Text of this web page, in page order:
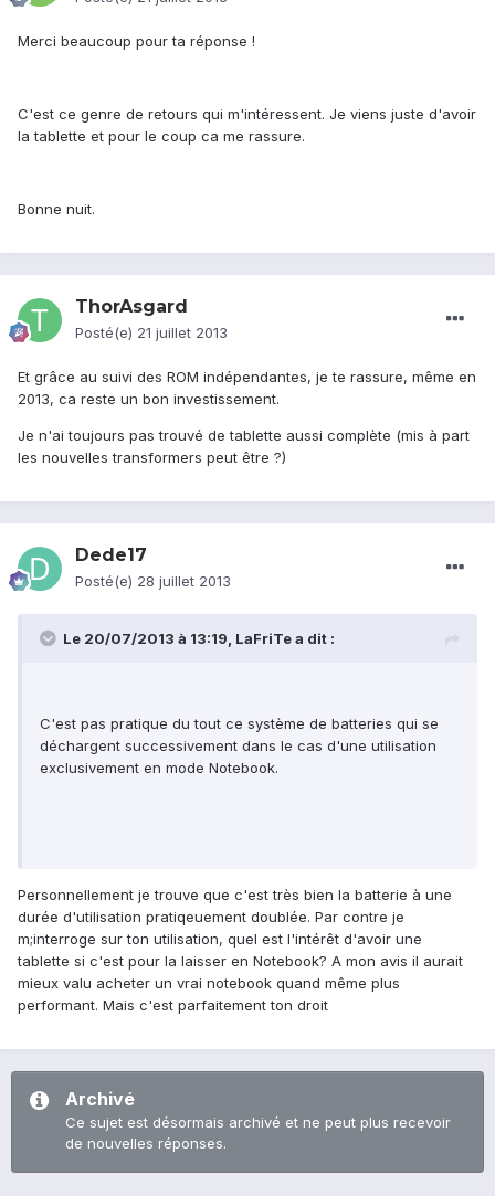
Merci beaucoup pour ta réponse !
C'est ce genre de retours qui m'intéressent. Je viens juste d'avoir
la tablette et pour le coup ca me rassure.
Bonne nuit.
ThorAsgard
Posté(e) 21 juillet 2013
Et grâce au suivi des ROM indépendantes, je te rassure, même en
2013, ca reste un bon investissement.
Je n'ai toujours pas trouvé de tablette aussi complète (mis à part
les nouvelles transformers peut être ?)
Dede17
Posté(e) 28 juillet 2013
Le 20/07/2013 à 13:19, LaFriTe a dit :
C'est pas pratique du tout ce système de batteries qui se
déchargent successivement dans le cas d'une utilisation
exclusivement en mode Notebook.
Personnellement je trouve que c'est très bien la batterie à une
durée d'utilisation pratiqeuement doublée. Par contre je
m;interroge sur ton utilisation, quel est l'intérêt d'avoir une
tablette si c'est pour la laisser en Notebook? A mon avis il aurait
mieux valu acheter un vrai notebook quand même plus
performant. Mais c'est parfaitement ton droit
Archivé
Ce sujet est désormais archivé et ne peut plus recevoir
de nouvelles réponses.